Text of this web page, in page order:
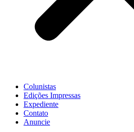
Colunistas
Edições Impressas
Expediente
Contato
Anuncie